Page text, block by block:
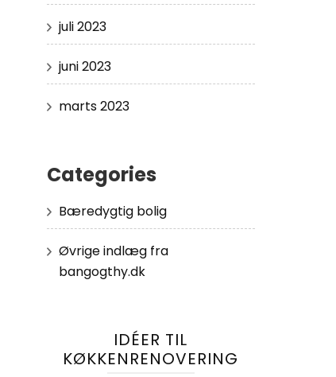
juli 2023
juni 2023
marts 2023
Categories
Bæredygtig bolig
Øvrige indlæg fra
bangogthy.dk
IDÉER TIL
KØKKENRENOVERING